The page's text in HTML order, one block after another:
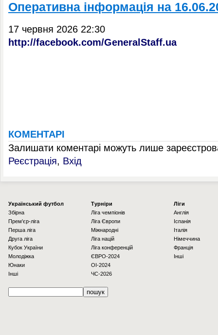
Оперативна інформація на
17 червня 2026 22:30
http://facebook.com/GeneralStaff.ua
КОМЕНТАРІ
Залишати коментарі можуть лише
Реєстрація, Вхід
Українcький футбол
Збірна
Прем'єр-ліга
Перша ліга
Друга ліга
Кубок України
Молодіжка
Юнаки
Інші
Турніри
Ліга чемпіонів
Ліга Європи
Міжнародні
Ліга націй
Ліга конференцій
ЄВРО-2024
OI-2024
ЧС-2026
Ліги
Англія
Іспанія
Італія
Німеччина
Франція
Інші